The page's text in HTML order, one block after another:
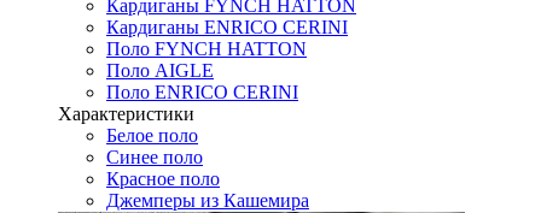
Кардиганы FYNCH HATTON
Кардиганы ENRICO CERINI
Поло FYNCH HATTON
Поло AIGLE
Поло ENRICO CERINI
Характеристики
Белое поло
Синее поло
Красное поло
Джемперы из Кашемира